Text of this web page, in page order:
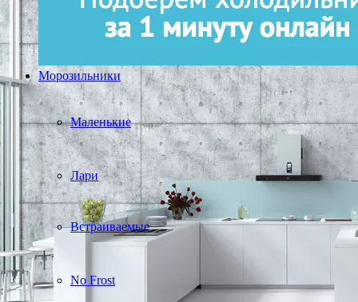
Морозильники
Маленькие
Лари
Встраиваемые
No Frost